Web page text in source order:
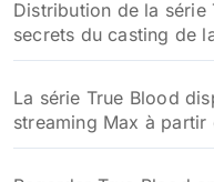
Distribution de la
secrets du casting de
La série True Blood
streaming Max à partir